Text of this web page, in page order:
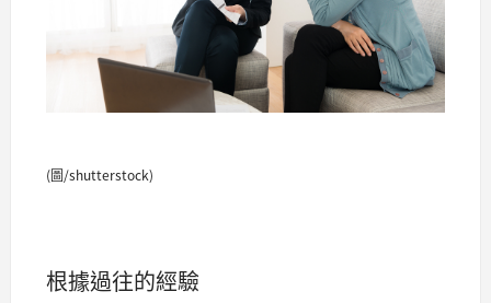
(圖/shutterstock)
根據過往的經驗